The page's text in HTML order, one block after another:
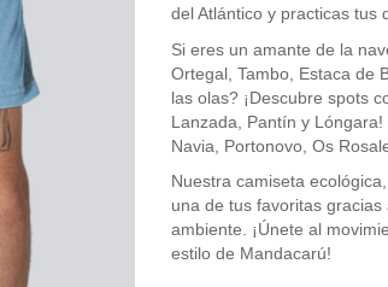
del Atlántico y practicas tus
Si eres un amante de la
Ortegal, Tambo, Estaca de
las olas? ¡Descubre spots
Lanzada, Pantín y
Navia, Portonovo, Os
Nuestra camiseta
una de tus favoritas
ambiente. ¡Únete al
estilo de Mandacarú!